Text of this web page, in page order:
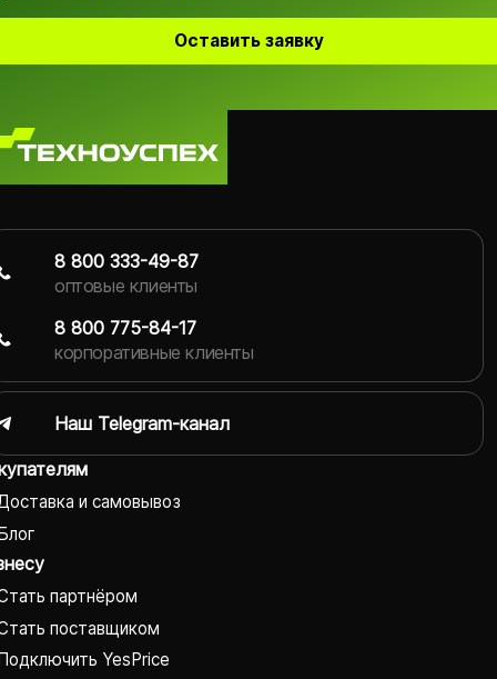
Оставить заявку
и самовывоз
партнёром
поставщиком
YesPrice
8 800 333-49-87
оптовые клиенты
8 800 775-84-17
корпоративные клиенты
Наш Telegram-канал